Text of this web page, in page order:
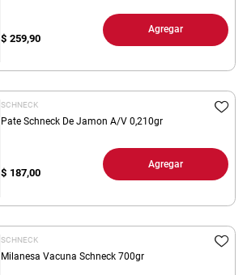
$ 259,90
Agregar
SCHNECK
Pate Schneck De Jamon A/V 0,210gr
$ 187,00
Agregar
SCHNECK
Milanesa Vacuna Schneck 700gr